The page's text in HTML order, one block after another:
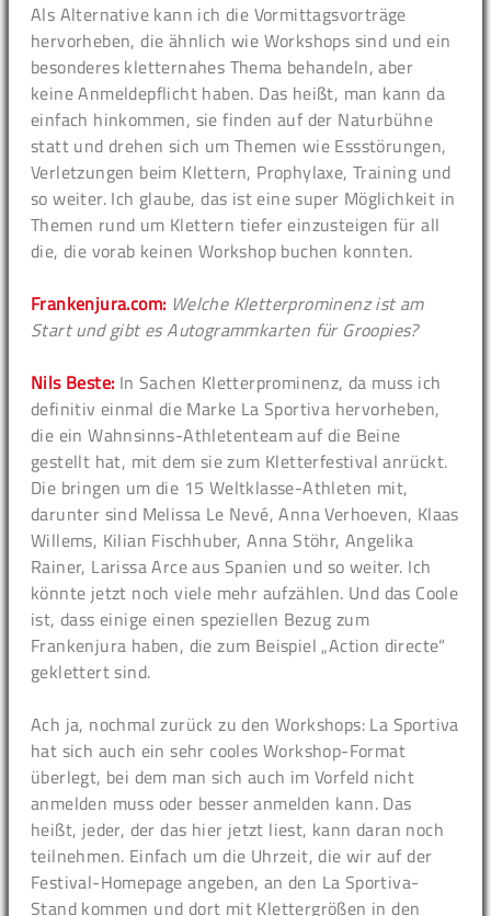
Als Alternative kann ich die Vormittagsvorträge
hervorheben, die ähnlich wie Workshops sind und ein
besonderes kletternahes Thema behandeln, aber
keine Anmeldepflicht haben. Das heißt, man kann da
einfach hinkommen, sie finden auf der Naturbühne
statt und drehen sich um Themen wie Essstörungen,
Verletzungen beim Klettern, Prophylaxe, Training und
so weiter. Ich glaube, das ist eine super Möglichkeit in
Themen rund um Klettern tiefer einzusteigen für all
die, die vorab keinen Workshop buchen konnten.
Frankenjura.com: Welche Kletterprominenz ist am
Start und gibt es Autogrammkarten für Groopies?
Nils Beste: In Sachen Kletterprominenz, da muss ich
definitiv einmal die Marke La Sportiva hervorheben,
die ein Wahnsinns-Athletenteam auf die Beine
gestellt hat, mit dem sie zum Kletterfestival anrückt.
Die bringen um die 15 Weltklasse-Athleten mit,
darunter sind Melissa Le Nevé, Anna Verhoeven, Klaas
Willems, Kilian Fischhuber, Anna Stöhr, Angelika
Rainer, Larissa Arce aus Spanien und so weiter. Ich
könnte jetzt noch viele mehr aufzählen. Und das Coole
ist, dass einige einen speziellen Bezug zum
Frankenjura haben, die zum Beispiel „Action directe“
geklettert sind.
Ach ja, nochmal zurück zu den Workshops: La Sportiva
hat sich auch ein sehr cooles Workshop-Format
überlegt, bei dem man sich auch im Vorfeld nicht
anmelden muss oder besser anmelden kann. Das
heißt, jeder, der das hier jetzt liest, kann daran noch
teilnehmen. Einfach um die Uhrzeit, die wir auf der
Festival-Homepage angeben, an den La Sportiva-
Stand kommen und dort mit Klettergrößen in den